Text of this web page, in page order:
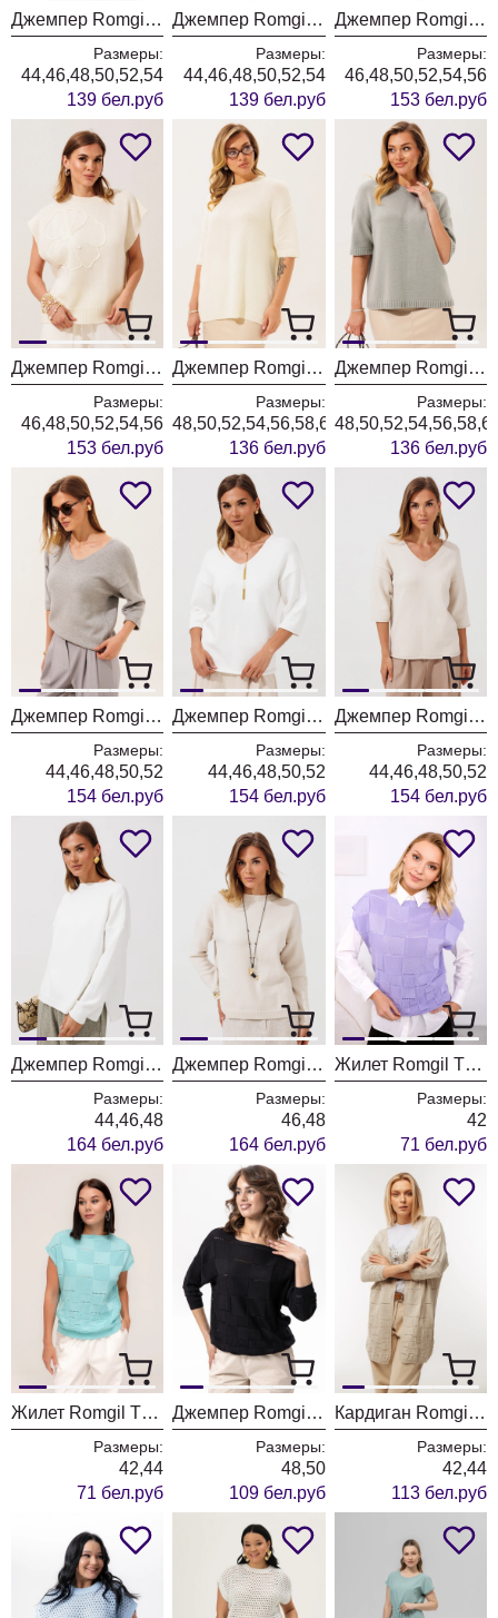
Джемпер Romgil РВ0562-ХЛ5 серый + белый
Размеры:
44,46,48,50,52,54
139 бел.руб
Джемпер Romgil РВ0562-ХЛ5 молочный + белый
Размеры:
44,46,48,50,52,54
139 бел.руб
Джемпер Romgil РВ0466-ШЕ5 светлый опаловый
Размеры:
46,48,50,52,54,56
153 бел.руб
Джемпер Romgil РВ0466-ШЕ5 молочный
Размеры:
46,48,50,52,54,56
153 бел.руб
Джемпер Romgil РВ0465-ШЕ5 молочный
Размеры:
48,50,52,54,56,58,60
136 бел.руб
Джемпер Romgil РВ0465-ШЕ5 водопад
Размеры:
136 бел.руб
Джемпер Romgil РВ0464-ВИ5 серый меланж
Размеры:
44,46,48,50,52
154 бел.руб
Джемпер Romgil РВ0464-ВИ5 молочный
Размеры:
44,46,48,50,52
154 бел.руб
Джемпер Romgil РВ0464-ВИ5 ванильный
Размеры:
44,46,48,50,52
154 бел.руб
Джемпер Romgil РВ0435-ВИ5 молочный
Размеры:
44,46,48
164 бел.руб
Джемпер Romgil РВ0435-ВИ5 ванильный
Размеры:
46,48
164 бел.руб
Жилет Romgil ТН431 сиреневая
Размеры:
42
71 бел.руб
Жилет Romgil ТН431/бирюзовый
Размеры:
42,44
71 бел.руб
Джемпер Romgil ТЗ476-5 черный
Размеры:
48,50
109 бел.руб
Кардиган Romgil ТЗ402 светло-бежевый
Размеры:
42,44
113 бел.руб